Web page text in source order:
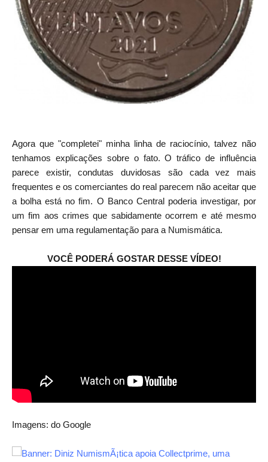
Agora que "completei" minha linha de raciocínio, talvez não
tenhamos explicações sobre o fato. O tráfico de influência
parece existir, condutas duvidosas são cada vez mais
frequentes e os comerciantes do real parecem não aceitar que
a bolha está no fim. O Banco Central poderia investigar, por
um fim aos crimes que sabidamente ocorrem e até mesmo
pensar em uma regulamentação para a Numismática.
VOCÊ PODERÁ GOSTAR DESSE VÍDEO!
Imagens: do Google